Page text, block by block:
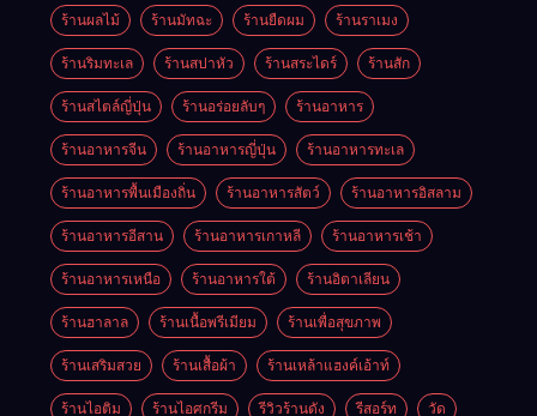
ร้านผลไม้ ร้านมัทฉะ ร้านยืดผม ร้านราเมง
ร้านริมทะเล ร้านสปาหัว ร้านสระไดร์ ร้านสัก
ร้านสไตล์ญี่ปุ่น ร้านอร่อยลับๆ ร้านอาหาร
ร้านอาหารจีน ร้านอาหารญี่ปุ่น ร้านอาหารทะเล
ร้านอาหารพื้นเมืองถิ่น ร้านอาหารสัตว์ ร้านอาหารอิสลาม
ร้านอาหารอีสาน ร้านอาหารเกาหลี ร้านอาหารเช้า
ร้านอาหารเหนือ ร้านอาหารใต้ ร้านอิตาเลียน
ร้านฮาลาล ร้านเนื้อพรีเมียม ร้านเพื่อสุขภาพ
ร้านเสริมสวย ร้านเสื้อผ้า ร้านเหล้าแฮงค์เอ้าท์
ร้านไอติม ร้านไอศกรีม รีวิวร้านดัง รีสอร์ท วัด